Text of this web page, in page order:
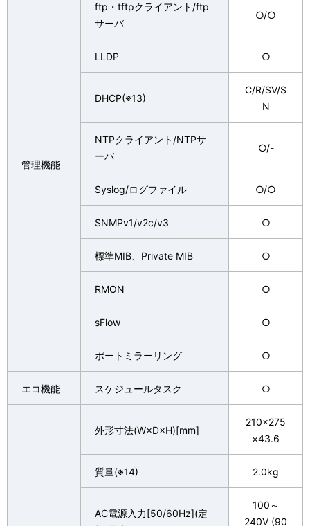
管理機能
ftp・tftpクライアント/ftp
サーバ
○/○
LLDP ○
DHCP(※13)
C/R/SV/S
N
NTPクライアント/NTPサ
ーバ
○/-
Syslog/ログファイル ○/○
SNMPv1/v2c/v3 ○
標準MIB、Private MIB ○
RMON ○
sFlow ○
ポートミラーリング ○
エコ機能 スケジュールタスク ○
外形寸法(W×D×H)[mm]
210×275
×43.6
質量(※14) 2.0kg
AC電源入力[50/60Hz](定
100～
240V (90